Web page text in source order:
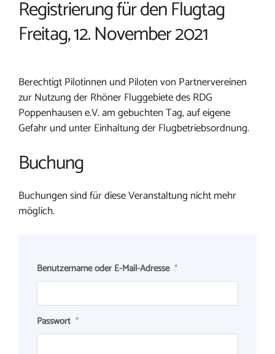
Registrierung für den Flugtag
Freitag, 12. November 2021
Berechtigt Pilotinnen und Piloten von Partnervereinen
zur Nutzung der Rhöner Fluggebiete des RDG
Poppenhausen e.V. am gebuchten Tag, auf eigene
Gefahr und unter Einhaltung der Flugbetriebsordnung.
Buchung
Buchungen sind für diese Veranstaltung nicht mehr
möglich.
Benutzername oder E-Mail-Adresse *
Passwort *